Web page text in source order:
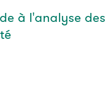
à l'analyse des